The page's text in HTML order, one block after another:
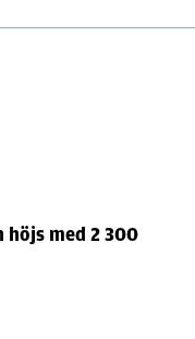
höjs med 2 300